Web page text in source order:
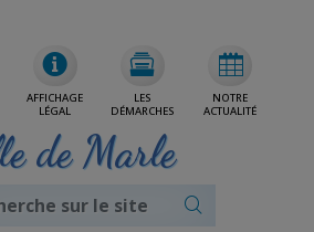
AFFICHAGE
LÉGAL
LES
DÉMARCHES
NOTRE
ACTUALITÉ
de Marle